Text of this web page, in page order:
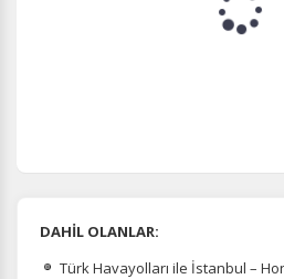
DAHİL OLANLAR:
Türk Havayolları ile İstanbul –